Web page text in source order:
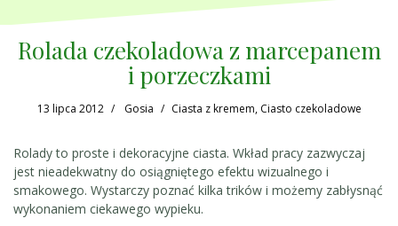
Rolada czekoladowa z marcepanem
i porzeczkami
13 lipca 2012 Gosia Ciasta z kremem, Ciasto czekoladowe
Rolady to proste i dekoracyjne ciasta. Wkład pracy zazwyczaj
jest nieadekwatny do osiągniętego efektu wizualnego i
smakowego. Wystarczy poznać kilka trików i możemy zabłysnąć
wykonaniem ciekawego wypieku.